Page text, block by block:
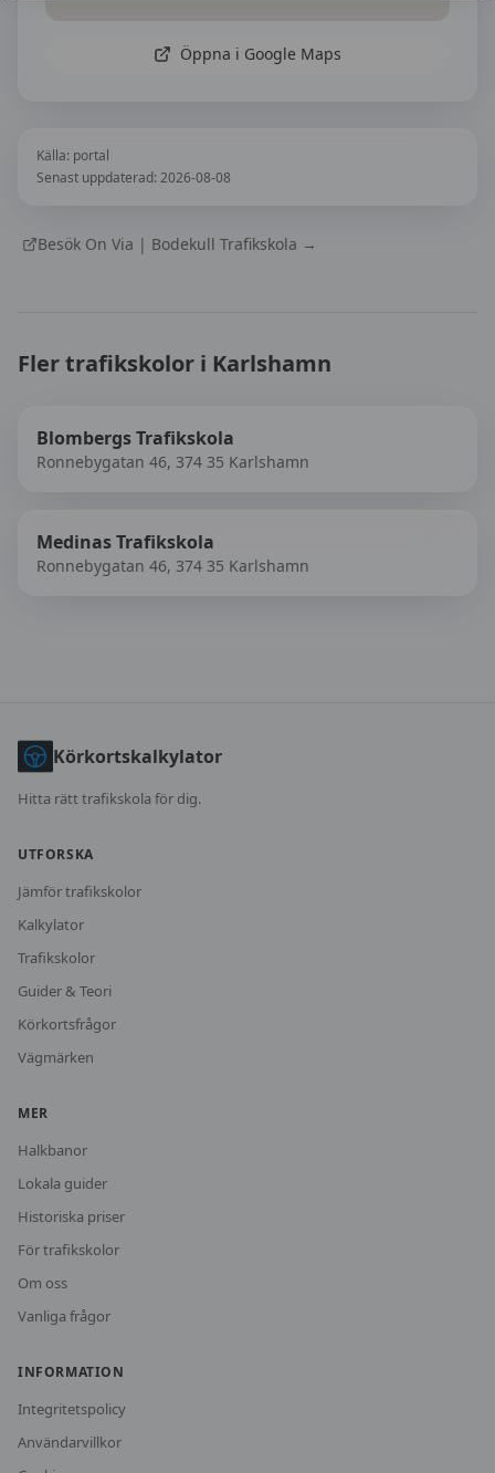
Öppna i Google Maps
Källa: portal
Senast uppdaterad: 2026-08-08
Besök On Via | Bodekull Trafikskola →
Fler trafikskolor i Karlshamn
Blombergs Trafikskola
Ronnebygatan 46, 374 35 Karlshamn
Medinas Trafikskola
Ronnebygatan 46, 374 35 Karlshamn
Körkortskalkylator
Hitta rätt trafikskola för dig.
UTFORSKA
Jämför trafikskolor
Kalkylator
Trafikskolor
Guider & Teori
Körkortsfrågor
Vägmärken
MER
Halkbanor
Lokala guider
Historiska priser
För trafikskolor
Om oss
Vanliga frågor
INFORMATION
Integritetspolicy
Användarvillkor